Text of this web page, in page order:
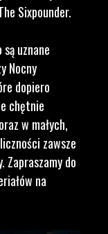
Sixpounder.
uznane
Nocny
dopiero
chętnie
w małych,
zawsze
Zapraszamy do
na